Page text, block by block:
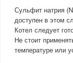
Сульфит натрия
доступен в этом
Котел следует
Не стоит
температуре или